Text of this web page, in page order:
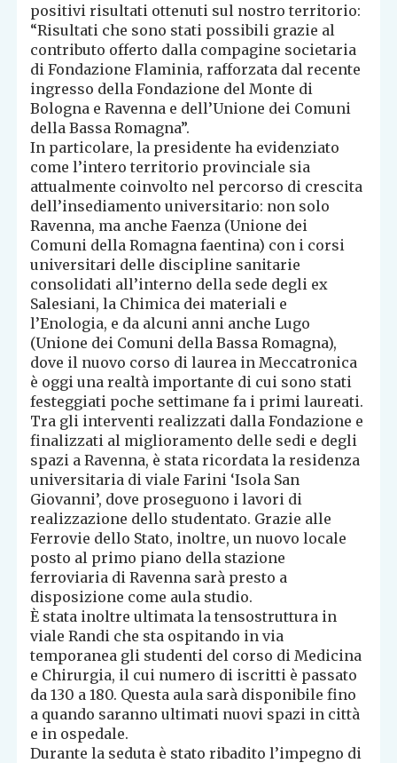
positivi risultati ottenuti sul nostro territorio:
“Risultati che sono stati possibili grazie al
contributo offerto dalla compagine societaria
di Fondazione Flaminia, rafforzata dal recente
ingresso della Fondazione del Monte di
Bologna e Ravenna e dell’Unione dei Comuni
della Bassa Romagna”.
In particolare, la presidente ha evidenziato
come l’intero territorio provinciale sia
attualmente coinvolto nel percorso di crescita
dell’insediamento universitario: non solo
Ravenna, ma anche Faenza (Unione dei
Comuni della Romagna faentina) con i corsi
universitari delle discipline sanitarie
consolidati all’interno della sede degli ex
Salesiani, la Chimica dei materiali e
l’Enologia, e da alcuni anni anche Lugo
(Unione dei Comuni della Bassa Romagna),
dove il nuovo corso di laurea in Meccatronica
è oggi una realtà importante di cui sono stati
festeggiati poche settimane fa i primi laureati.
Tra gli interventi realizzati dalla Fondazione e
finalizzati al miglioramento delle sedi e degli
spazi a Ravenna, è stata ricordata la residenza
universitaria di viale Farini ‘Isola San
Giovanni’, dove proseguono i lavori di
realizzazione dello studentato. Grazie alle
Ferrovie dello Stato, inoltre, un nuovo locale
posto al primo piano della stazione
ferroviaria di Ravenna sarà presto a
disposizione come aula studio.
È stata inoltre ultimata la tensostruttura in
viale Randi che sta ospitando in via
temporanea gli studenti del corso di Medicina
e Chirurgia, il cui numero di iscritti è passato
da 130 a 180. Questa aula sarà disponibile fino
a quando saranno ultimati nuovi spazi in città
e in ospedale.
Durante la seduta è stato ribadito l’impegno di